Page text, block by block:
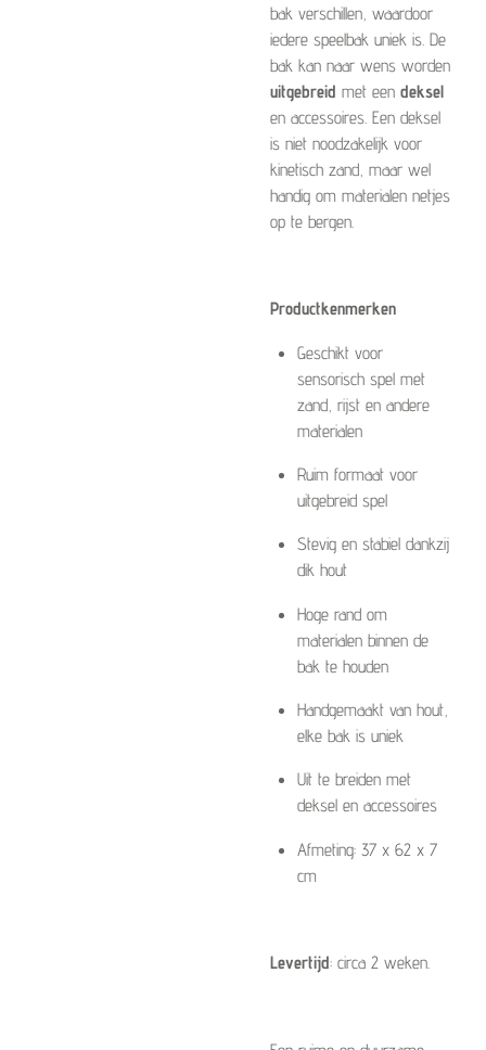
bak verschillen, waardoor
iedere speelbak uniek is. De
bak kan naar wens worden
uitgebreid met een deksel
en accessoires. Een deksel
is niet noodzakelijk voor
kinetisch zand, maar wel
handig om materialen netjes
op te bergen.
Productkenmerken
Geschikt voor
sensorisch spel met
zand, rijst en andere
materialen
Ruim formaat voor
uitgebreid spel
Stevig en stabiel dankzij
dik hout
Hoge rand om
materialen binnen de
bak te houden
Handgemaakt van hout,
elke bak is uniek
Uit te breiden met
deksel en accessoires
Afmeting: 37 x 62 x 7
cm
Levertijd: circa 2 weken.